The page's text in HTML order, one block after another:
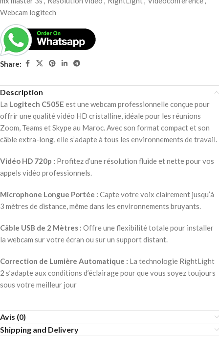
Webcam logitech
Share:
Description
La Logitech C505E est une webcam professionnelle conçue pour
offrir une qualité vidéo HD cristalline, idéale pour les réunions
Zoom, Teams et Skype au Maroc. Avec son format compact et son
câble extra-long, elle s’adapte à tous les environnements de travail.
Vidéo HD 720p : Profitez d’une résolution fluide et nette pour vos
appels vidéo professionnels.
Microphone Longue Portée : Capte votre voix clairement jusqu’à
3 mètres de distance, même dans les environnements bruyants.
Câble USB de 2 Mètres : Offre une flexibilité totale pour installer
la webcam sur votre écran ou sur un support distant.
Correction de Lumière Automatique : La technologie RightLight
2 s’adapte aux conditions d’éclairage pour que vous soyez toujours
sous votre meilleur jour
Avis (0)
Shipping and Delivery